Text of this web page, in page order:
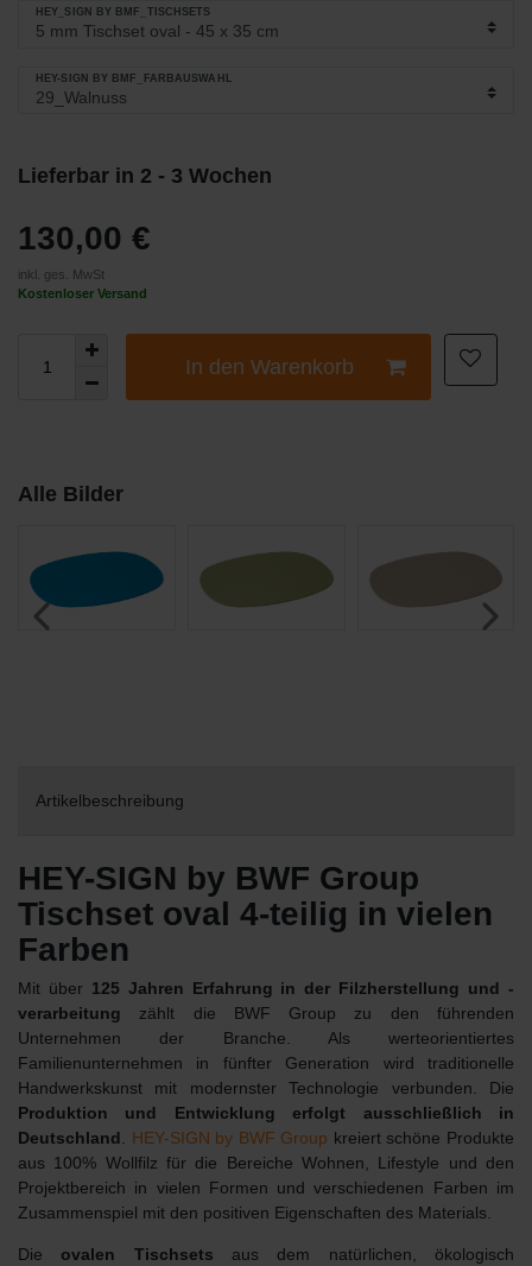
HEY_SIGN BY BMF_TISCHSETS
HEY-SIGN BY BMF_FARBAUSWAHL
Lieferbar in 2 - 3 Wochen
130,00 €
inkl. ges. MwSt
Kostenloser Versand
In den Warenkorb
Alle Bilder
Artikelbeschreibung
HEY-SIGN by BWF Group
Tischset oval 4-teilig in vielen
Farben
Mit über 125 Jahren Erfahrung in der Filzherstellung und -
verarbeitung zählt die BWF Group zu den führenden
Unternehmen der Branche. Als werteorientiertes
Familienunternehmen in fünfter Generation wird traditionelle
Handwerkskunst mit modernster Technologie verbunden. Die
Produktion und Entwicklung erfolgt ausschließlich in
Deutschland. HEY-SIGN by BWF Group kreiert schöne Produkte
aus 100% Wollfilz für die Bereiche Wohnen, Lifestyle und den
Projektbereich in vielen Formen und verschiedenen Farben im
Zusammenspiel mit den positiven Eigenschaften des Materials.
Die ovalen Tischsets aus dem natürlichen, ökologisch